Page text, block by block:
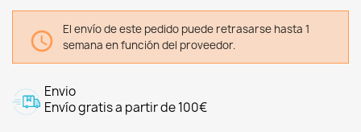

El envío de este pedido puede retrasarse hasta 1
semana en función del proveedor.
Envio
Envío gratis a partir de 100€